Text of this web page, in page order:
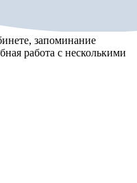
запоминание
работа с несколькими